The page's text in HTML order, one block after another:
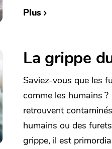
Plus
La grippe
Saviez-vous que les
comme les humains
retrouvent
humains ou des
grippe, il est